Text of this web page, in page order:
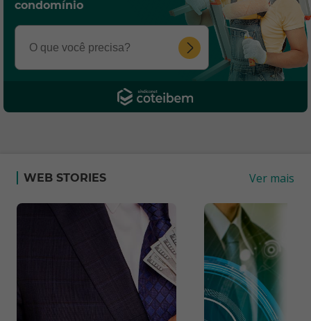
condomínio
WEB STORIES Ver mais